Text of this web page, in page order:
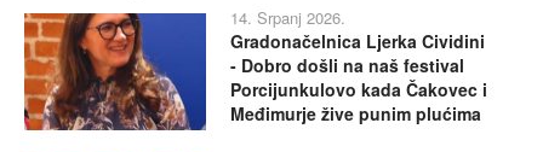
14. Srpanj 2026.
Gradonačelnica Ljerka Cividini
- Dobro došli na naš festival
Porcijunkulovo kada Čakovec i
Međimurje žive punim plućima